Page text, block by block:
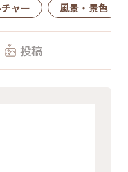
ャー 風景・景色
投稿